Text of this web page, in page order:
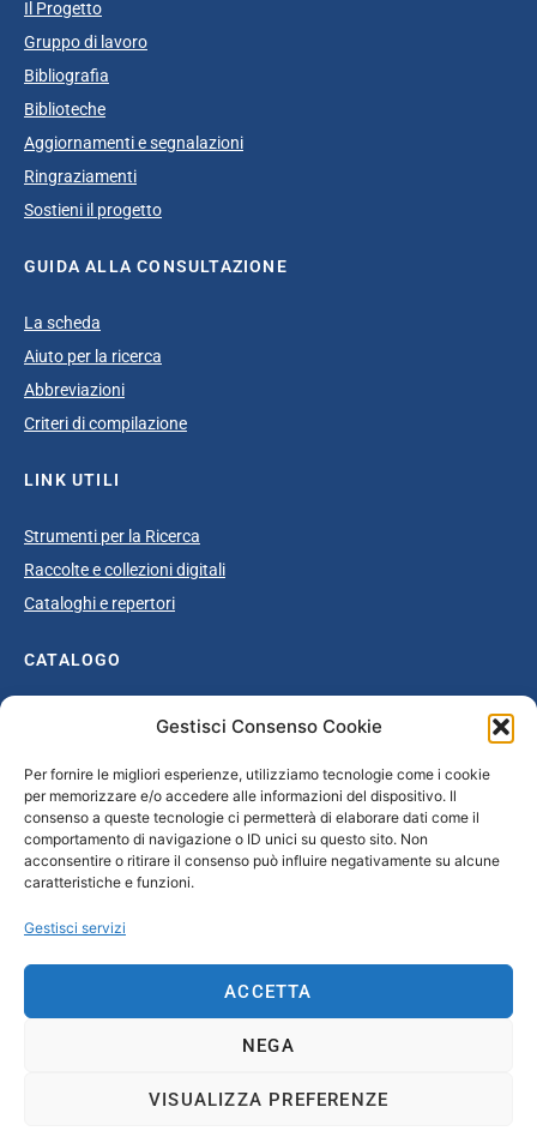
Gestisci Consenso Cookie
Per fornire le migliori esperienze, utilizziamo tecnologie come i cookie
per memorizzare e/o accedere alle informazioni del dispositivo. Il
consenso a queste tecnologie ci permetterà di elaborare dati come il
comportamento di navigazione o ID unici su questo sito. Non
acconsentire o ritirare il consenso può influire negativamente su alcune
caratteristiche e funzioni.
Gestisci servizi
ACCETTA
NEGA
VISUALIZZA PREFERENZE
Il Progetto
Gruppo di lavoro
Bibliografia
Biblioteche
Aggiornamenti e segnalazioni
Ringraziamenti
Sostieni il progetto
GUIDA ALLA CONSULTAZIONE
La scheda
Aiuto per la ricerca
Abbreviazioni
Criteri di compilazione
LINK UTILI
Strumenti per la Ricerca
Raccolte e collezioni digitali
Cataloghi e repertori
CATALOGO
Catalogo completo
Età giolittiana
Grande Guerra e dopoguerra
Fascismo
Repubblica Sociale Italiana
CONTATTI